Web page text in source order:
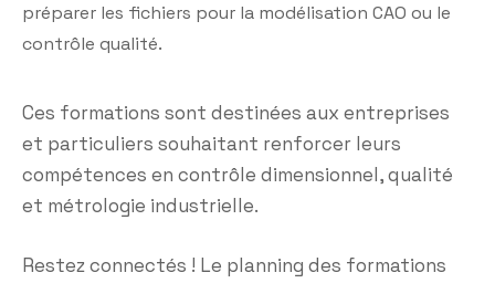
préparer les fichiers pour la modélisation CAO ou le
contrôle qualité.
Ces formations sont destinées aux entreprises
et particuliers souhaitant renforcer leurs
compétences en contrôle dimensionnel, qualité
et métrologie industrielle.
Restez connectés ! Le planning des formations